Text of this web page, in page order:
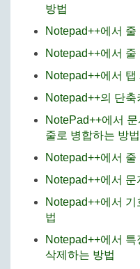
방법
Notepad++에서
Notepad++에서
Notepad++에서 탭
Notepad++의 단축
NotePad++에서
줄로 병합하는 방법
Notepad++에서 줄
Notepad++에서 문
Notepad++에서
법
Notepad++에서
삭제하는 방법